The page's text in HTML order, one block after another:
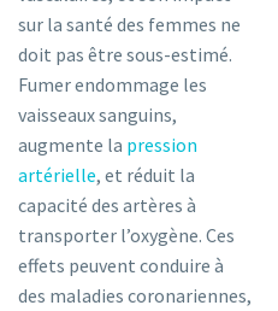
sur la santé des femmes ne
doit pas être sous-estimé.
Fumer endommage les
vaisseaux sanguins,
augmente la pression
artérielle, et réduit la
capacité des artères à
transporter l’oxygène. Ces
effets peuvent conduire à
des maladies coronariennes,